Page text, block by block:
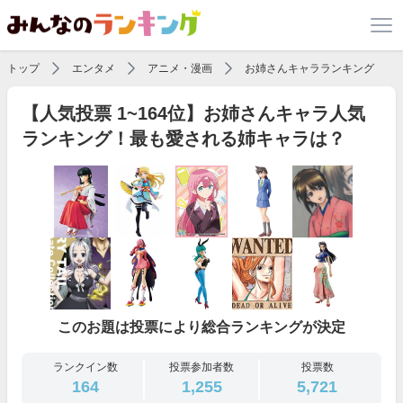
トップ エンタメ アニメ・漫画 お姉さんキャラランキング
【人気投票 1~164位】お姉さんキャラ人気
ランキング！最も愛される姉キャラは？
このお題は投票により総合ランキングが決定
ランクイン数
164
投票参加者数
1,255
投票数
5,721